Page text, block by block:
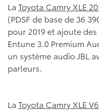
La Toyota Camry XLE
(PDSF de base de 36
pour 2019 et ajoute
Entune 3.0 Premium
un système audio JBL
parleurs.
La Toyota Camry XLE